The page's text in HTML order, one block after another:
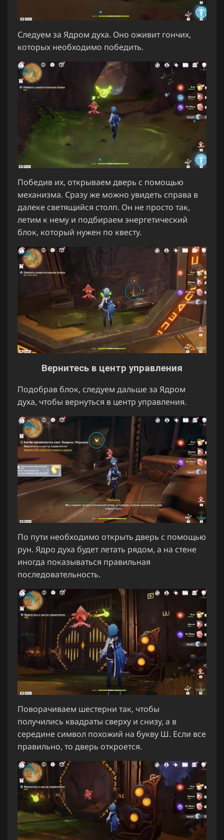
Следуем за Ядром духа. Оно оживит гончих,
которых необходимо победить.
Победив их, открываем дверь с помощью
механизма. Сразу же можно увидеть справа в
далеке светящийся столп. Он не просто так,
летим к нему и подбираем энергетический
блок, который нужен по квесту.
Вернитесь в центр управления
Подобрав блок, следуем дальше за Ядром
духа, чтобы вернуться в центр управления.
По пути необходимо открыть дверь с помощью
рун. Ядро духа будет летать рядом, а на стене
иногда показываться правильная
последовательность.
Поворачиваем шестерни так, чтобы
получились квадраты сверху и снизу, а в
середине символ похожий на букву Ш. Если все
правильно, то дверь откроется.